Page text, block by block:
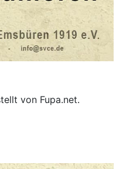
von Fupa.net.